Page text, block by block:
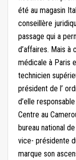
été au magasin
conseillère
passage qui a
d’affaires. Mais
médicale à Paris
technicien
président de l’
d’elle
Centre au
bureau national
vice- présidente
marque son